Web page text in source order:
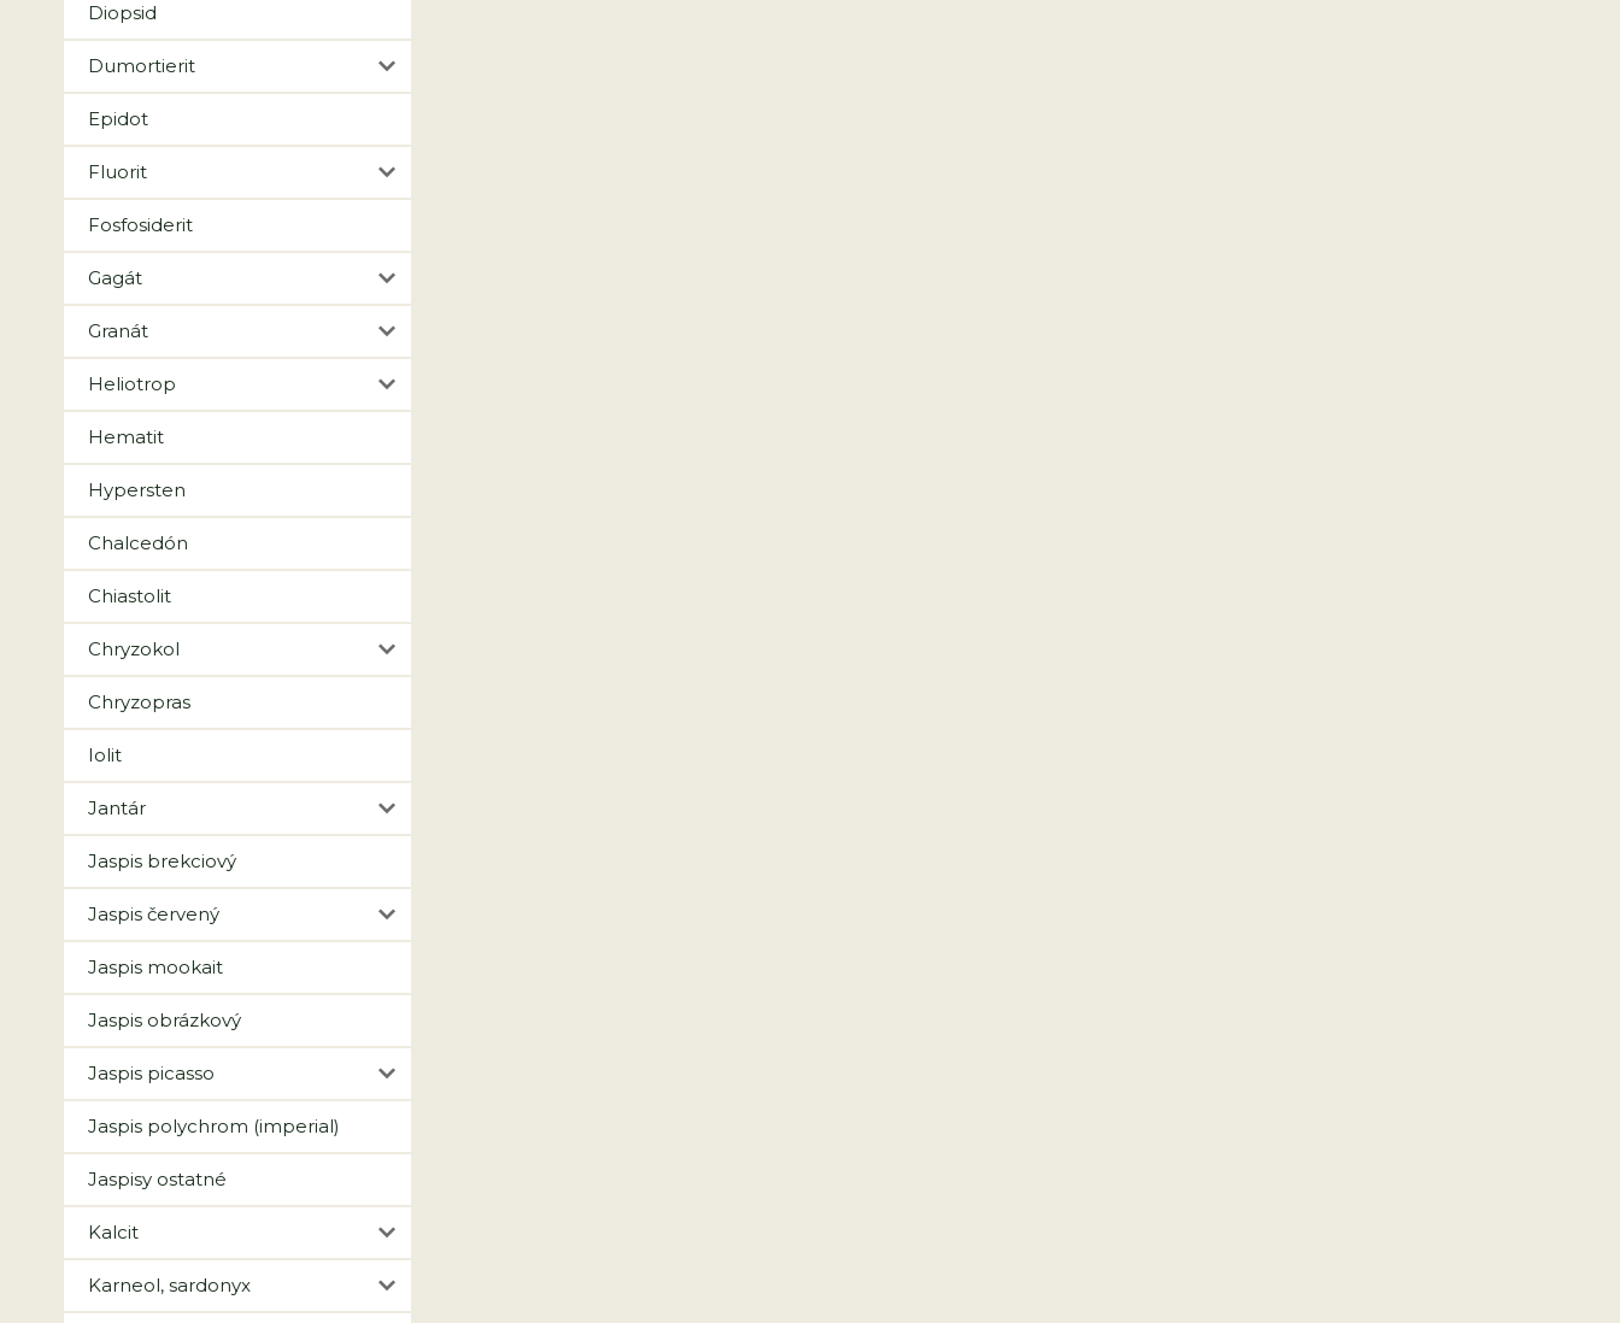
Diopsid
Dumortierit
Epidot
Fluorit
Fosfosiderit
Gagát
Granát
Heliotrop
Hematit
Hypersten
Chalcedón
Chiastolit
Chryzokol
Chryzopras
Iolit
Jantár
Jaspis brekciový
Jaspis červený
Jaspis mookait
Jaspis obrázkový
Jaspis picasso
Jaspis polychrom (imperial)
Jaspisy ostatné
Kalcit
Karneol, sardonyx